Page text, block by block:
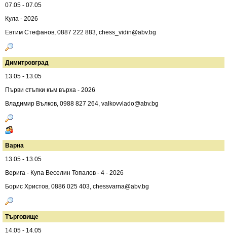
07.05 - 07.05
Кула - 2026
Евтим Стефанов, 0887 222 883, chess_vidin@abv.bg
Димитровград
13.05 - 13.05
Първи стъпки към върха - 2026
Владимир Вълков, 0988 827 264, valkovvlado@abv.bg
Варна
13.05 - 13.05
Верига - Купа Веселин Топалов - 4 - 2026
Борис Христов, 0886 025 403, chessvarna@abv.bg
Търговище
14.05 - 14.05